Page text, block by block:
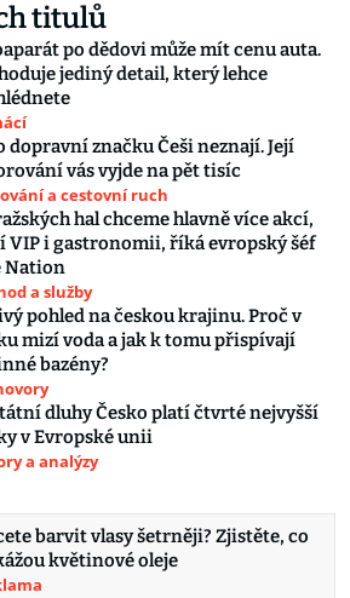
titulů
po dědovi může mít cenu auta.
jediný detail, který lehce
dopravní značku Češi neznají. Její
vás vyjde na pět tisíc
a cestovní ruch
hal chceme hlavně více akcí,
VIP i gastronomii, říká evropský šéf
Nation
a služby
pohled na českou krajinu. Proč v
mizí voda a jak k tomu přispívají
bazény?
dluhy Česko platí čtvrté nejvyšší
v Evropské unii
a analýzy
barvit vlasy šetrněji? Zjistěte, co
květinové oleje